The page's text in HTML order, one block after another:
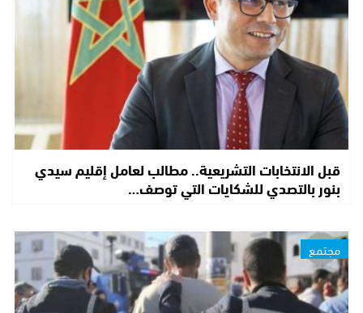
قبل الانتخابات التشريعية.. مطالب لعامل إقليم سيدي
بنور بالتصدي للشكايات التي توصف…
مجتمع